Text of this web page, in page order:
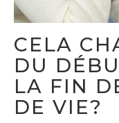
CELA
DU
LA FIN
DE VIE?